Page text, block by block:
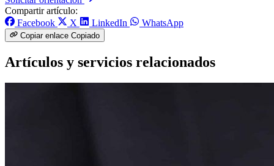
Compartir artículo:
Facebook
X LinkedIn WhatsApp
Copiar enlace Copiado
Artículos y servicios relacionados